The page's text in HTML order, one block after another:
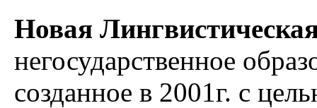
Новая
негосударственное
созданное в 2001г. с